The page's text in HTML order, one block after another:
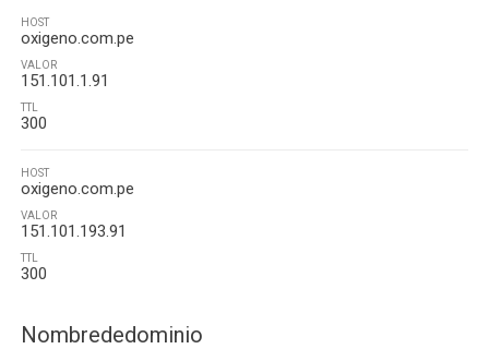
HOST
oxigeno.com.pe
VALOR
151.101.1.91
TTL
300
HOST
oxigeno.com.pe
VALOR
151.101.193.91
TTL
300
Nombrededominio